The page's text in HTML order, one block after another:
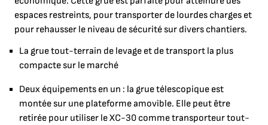
espaces restreints, pour transporter de lourdes charges et
pour rehausser le niveau de sécurité sur divers chantiers.
La grue tout-terrain de levage et de transport la plus
compacte sur le marché
Deux équipements en un : la grue télescopique est
montée sur une plateforme amovible. Elle peut être
retirée pour utiliser le XC-30 comme transporteur tout-